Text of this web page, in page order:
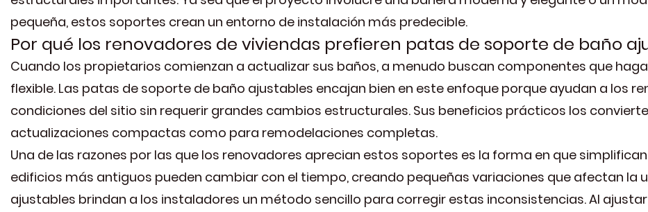
pequeña, estos soportes crean un entorno de instalación más predecible.
Por qué los renovadores de viviendas prefieren patas de soporte de baño
Cuando los propietarios comienzan a actualizar sus baños, a menudo buscan componentes que
flexible. Las patas de soporte de baño ajustables encajan bien en este enfoque porque ayudan a los
condiciones del sitio sin requerir grandes cambios estructurales. Sus beneficios prácticos los
actualizaciones compactas como para remodelaciones completas.
Una de las razones por las que los renovadores aprecian estos soportes es la forma en que
edificios más antiguos pueden cambiar con el tiempo, creando pequeñas variaciones que afectan la
ajustables brindan a los instaladores un método sencillo para corregir estas inconsistencias. Al